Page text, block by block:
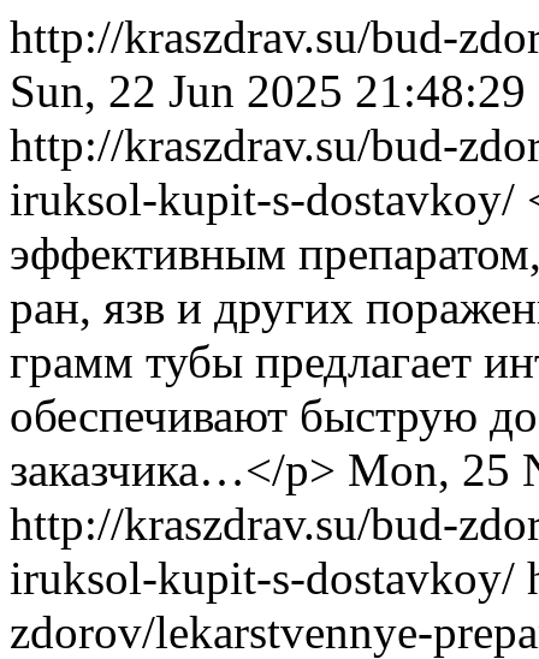
http://kraszdrav.su/bud-
Sun, 22 Jun 2025
http://kraszdrav.su/bud-
iruksol-kupit-s-dostavkoy/
эффективным
ран, язв и других
грамм тубы предлагает
обеспечивают быструю
заказчика…</p> Mon, 25
http://kraszdrav.su/bud-
iruksol-kupit-s-dostavkoy/
zdorov/lekarstvennye-